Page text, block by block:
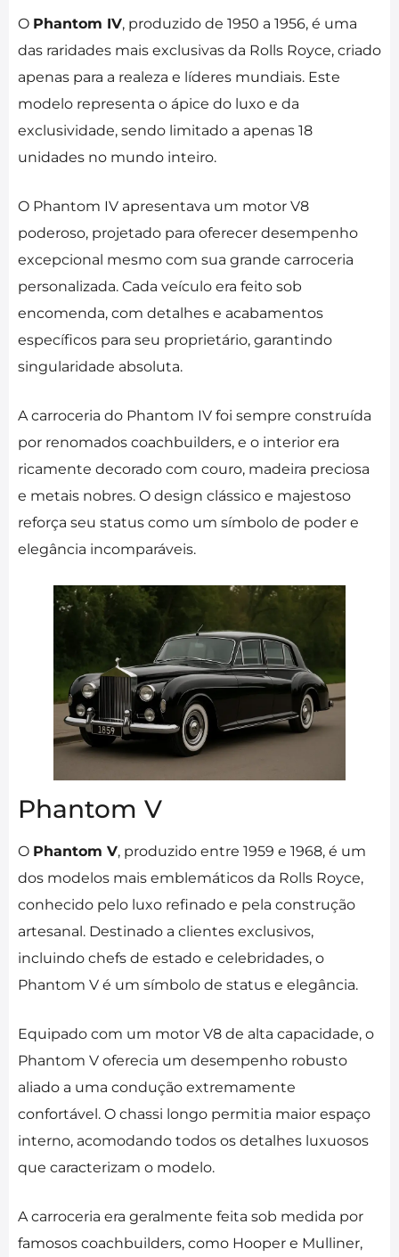
O Phantom IV, produzido de 1950 a 1956, é uma
das raridades mais exclusivas da Rolls Royce, criado
apenas para a realeza e líderes mundiais. Este
modelo representa o ápice do luxo e da
exclusividade, sendo limitado a apenas 18
unidades no mundo inteiro.
O Phantom IV apresentava um motor V8
poderoso, projetado para oferecer desempenho
excepcional mesmo com sua grande carroceria
personalizada. Cada veículo era feito sob
encomenda, com detalhes e acabamentos
específicos para seu proprietário, garantindo
singularidade absoluta.
A carroceria do Phantom IV foi sempre construída
por renomados coachbuilders, e o interior era
ricamente decorado com couro, madeira preciosa
e metais nobres. O design clássico e majestoso
reforça seu status como um símbolo de poder e
elegância incomparáveis.
Phantom V
O Phantom V, produzido entre 1959 e 1968, é um
dos modelos mais emblemáticos da Rolls Royce,
conhecido pelo luxo refinado e pela construção
artesanal. Destinado a clientes exclusivos,
incluindo chefs de estado e celebridades, o
Phantom V é um símbolo de status e elegância.
Equipado com um motor V8 de alta capacidade, o
Phantom V oferecia um desempenho robusto
aliado a uma condução extremamente
confortável. O chassi longo permitia maior espaço
interno, acomodando todos os detalhes luxuosos
que caracterizam o modelo.
A carroceria era geralmente feita sob medida por
famosos coachbuilders, como Hooper e Mulliner,